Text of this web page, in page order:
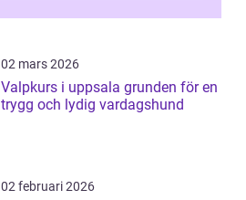
02 mars 2026
Valpkurs i uppsala grunden för en
trygg och lydig vardagshund
02 februari 2026